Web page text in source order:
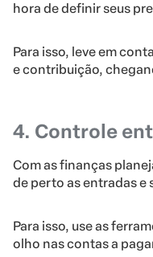
hora de definir seus
Para isso, leve em
e contribuição,
4. Controle
Com as finanças
de perto as entradas e
Para isso, use as
olho nas contas a